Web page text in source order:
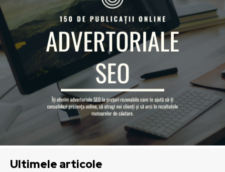
Ultimele articole